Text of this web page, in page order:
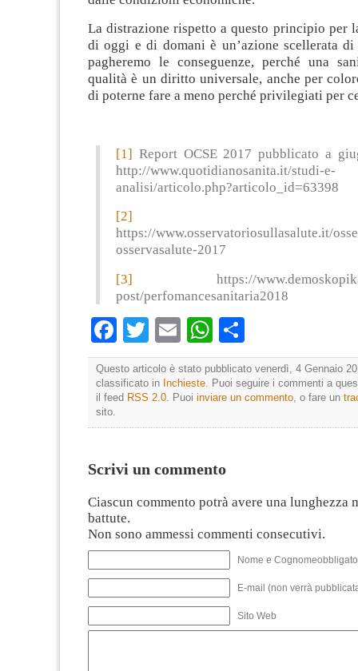
La distrazione rispetto a questo principio per
di oggi e di domani è un’azione scellerata
pagheremo le conseguenze, perché una
qualità è un diritto universale, anche per
di poterne fare a meno perché privilegiati per
[1] Report OCSE 2017 pubblicato a
http://www.quotidianosanita.it/studi-e-
analisi/articolo.php?articolo_id=63398
[2]
https://www.osservatoriosullasalute.it/
osservasalute-2017
[3] https://
post/perfomancesanitaria2018
Facebook
TwitterEmailWhatsApp
Questo articolo è stato pubblicato venerdì, 4 Gennaio
classificato in Inchieste . Puoi seguire i commenti a
il feed RSS 2.0 . Puoi inviare un commento , o fare un
sito.
Scrivi un commento
Ciascun commento potrà avere una lunghezza
battute.
Non sono ammessi commenti consecutivi.
Nome e
E-mail (non verrà
Sito Web